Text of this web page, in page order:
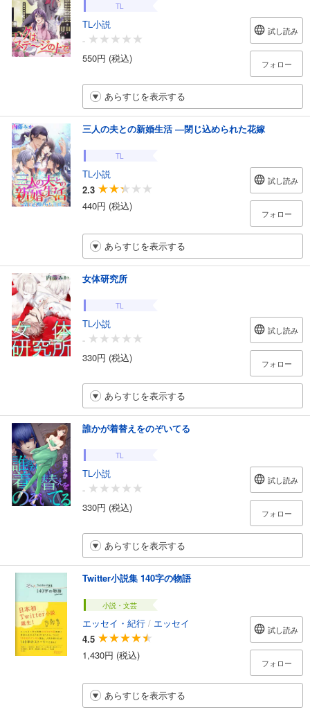
TL
TL小説
-
550円 (税込)
試し読み
フォロー
あらすじを表示する
三人の夫との新婚生活 ―閉じ込められた花嫁
TL
TL小説
2.3
440円 (税込)
試し読み
フォロー
あらすじを表示する
女体研究所
TL
TL小説
-
330円 (税込)
試し読み
フォロー
あらすじを表示する
誰かが着替えをのぞいてる
TL
TL小説
-
330円 (税込)
試し読み
フォロー
あらすじを表示する
Twitter小説集 140字の物語
小説・文芸
エッセイ・紀行 / エッセイ
4.5
1,430円 (税込)
試し読み
フォロー
あらすじを表示する